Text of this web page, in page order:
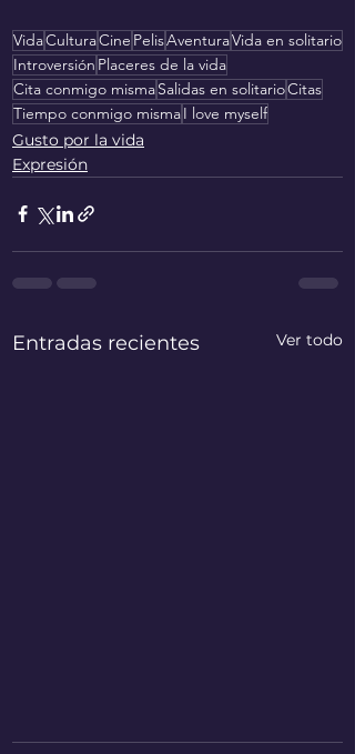
VidaCulturaCine PelisAventuraVida en solitario
Introversión Placeres de la vida
Cita conmigo mismaSalidas en solitarioCitas
Tiempo conmigo mismaI love myself
Gusto por la vida
Expresión
Entradas recientes Ver todo